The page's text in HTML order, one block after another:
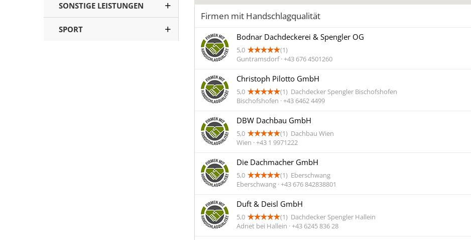
SONSTIGE LEISTUNGEN
SPORT
Firmen mit Handschlagqualität
Bodnar Dachdeckerei & Spengler OG
5,0
(1)
Guntramsdorf · +43 676 4501260
Christoph Pilotto GmbH
5,0 (1) Dachdecker Spengler Bischofshofen
Bischofshofen · +43 6462 4499
DBW Dachbau GmbH
5,0 (1) Dachbau Wien
Wien · +43 1 9971222
Die Dachmacher GmbH
5,0 (1) Eberschwang
Eberschwang · +43 676 842838801
Duft & Deisl GmbH
5,0 (1) Dachdecker Spengler Hallein
Adnet bei Hallein · +43 6245 836 28